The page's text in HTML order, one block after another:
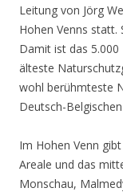
Leitung von Jörg
Hohen Venns statt.
Damit ist das
älteste
wohl berühmteste
Deutsch-
Im Hohen Venn
Areale und das
Monschau,